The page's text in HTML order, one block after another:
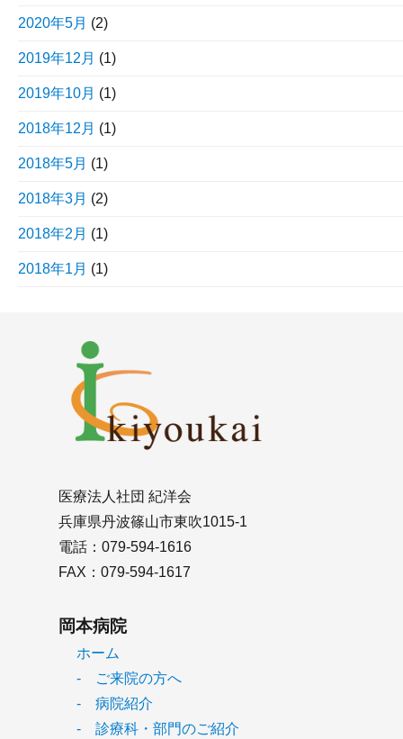
2020年5月 (2)
2019年12月 (1)
2019年10月 (1)
2018年12月 (1)
2018年5月 (1)
2018年3月 (2)
2018年2月 (1)
2018年1月 (1)
医療法人社団 紀洋会
兵庫県丹波篠山市東吹1015-1
電話：079-594-1616
FAX：079-594-1617
岡本病院
ホーム
- ご来院の方へ
- 病院紹介
- 診療科・部門のご紹介